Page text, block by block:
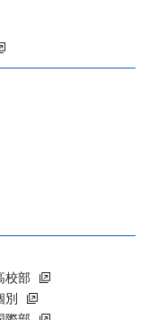
校部
別